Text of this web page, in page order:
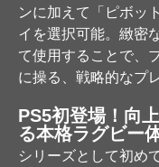
ンに加えて「ピボッ
イを選択可能。緻密
て使用することで、
に操る、戦略的なプ
PS5初登場！向
る本格ラグビー
シリーズとして初め